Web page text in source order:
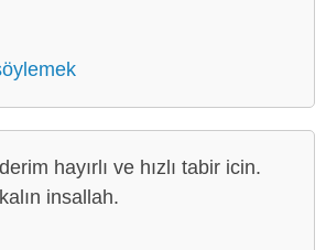
hayırlı ve hızlı tabir icin.
insallah.